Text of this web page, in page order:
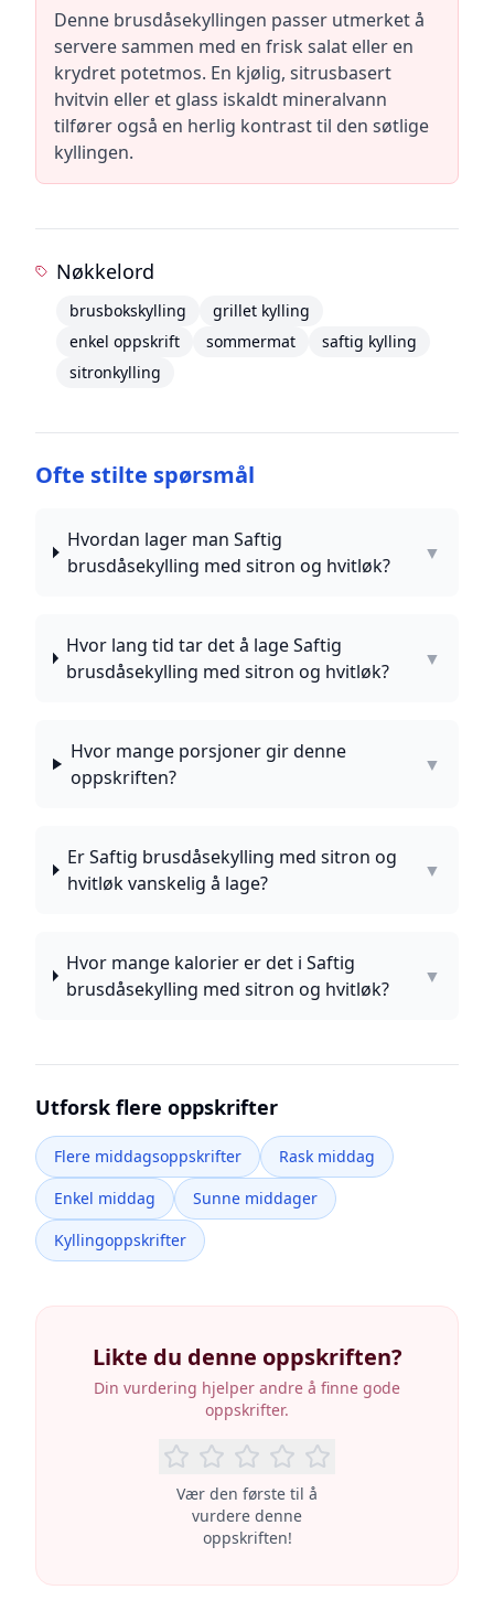
Denne brusdåsekyllingen passer utmerket å
servere sammen med en frisk salat eller en
krydret potetmos. En kjølig, sitrusbasert
hvitvin eller et glass iskaldt mineralvann
tilfører også en herlig kontrast til den søtlige
kyllingen.
Nøkkelord
brusbokskylling
grillet kylling
enkel oppskrift
sommermat
saftig kylling
sitronkylling
Ofte stilte spørsmål
Hvordan lager man Saftig
brusdåsekylling med sitron og hvitløk?
▼
Hvor lang tid tar det å lage Saftig
brusdåsekylling med sitron og hvitløk?
▼
Hvor mange porsjoner gir denne
oppskriften?
▼
Er Saftig brusdåsekylling med sitron og
hvitløk vanskelig å lage?
▼
Hvor mange kalorier er det i Saftig
brusdåsekylling med sitron og hvitløk?
▼
Utforsk flere oppskrifter
Flere middagsoppskrifter
Rask middag
Enkel middag
Sunne middager
Kyllingoppskrifter
Likte du denne oppskriften?
Din vurdering hjelper andre å finne gode
oppskrifter.
Vær den første til å
vurdere denne
oppskriften!